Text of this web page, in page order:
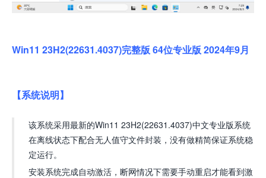
Win11 23H2(22631.4037)完整版 64位专业版 2024年9月
【系统说明】
该系统采用最新的Win11 23H2(22631.4037)中文专业版系统
在离线状态下配合无人值守文件封装，没有做精简保证系统稳
定运行。
安装系统完成自动激活，断网情况下需要手动重启才能看到激